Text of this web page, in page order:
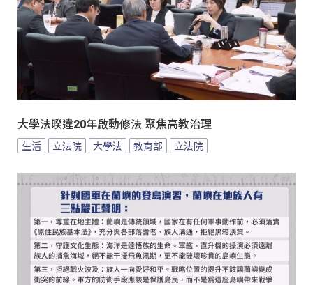
大學法暌違20年啟動修法 聚焦高教治理
生活 立法院 大學法 教育部 立法院